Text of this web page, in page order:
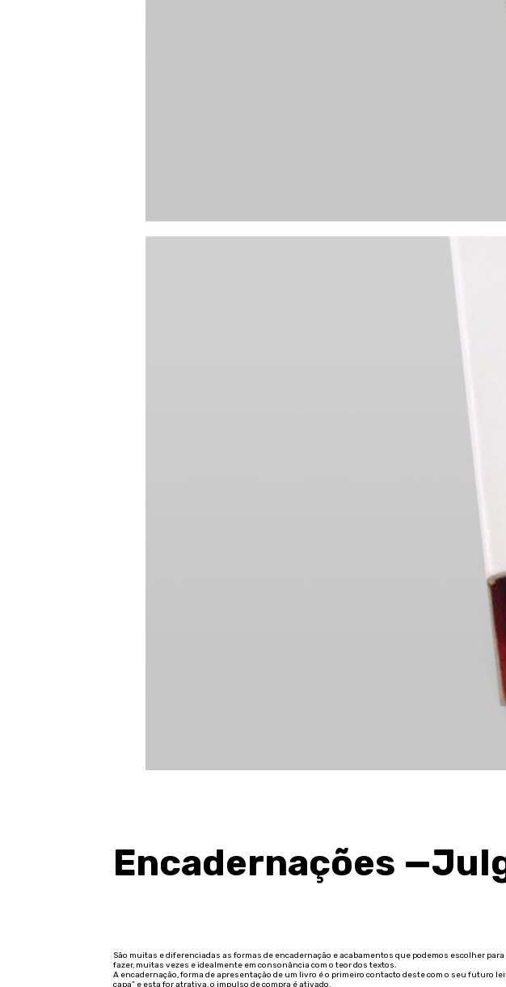
Encadernações
São muitas e diferenciadas as formas de encadernação e acabamentos que podemos escolher
fazer, muitas vezes e idealmente em consonância com o teor dos textos.
A encadernação, forma de apresentação de um livro é o primeiro contacto deste com o seu futuro
capa” e esta for atrativa, o impulso de compra é ativado.